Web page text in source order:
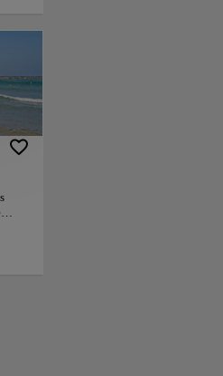
playa de arena
bares y
piscina de
que el
aire libre junto a